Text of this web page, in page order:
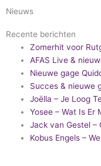
Nieuws
Recente berichten
Zomerhit voor
AFAS Live &
Nieuwe gage
Succes & nieuwe
Joëlla – Je Loog
Yosee – Wat Is Er
Jack van Gestel –
Kobus Engels –